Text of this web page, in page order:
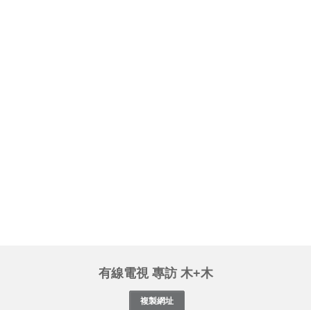
有線電視 專訪 木+木